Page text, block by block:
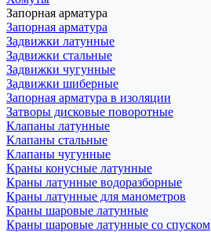
Запорная арматура
Запорная арматура
Задвижки латунные
Задвижки стальные
Задвижки чугунные
Задвижки шиберные
Запорная арматура в изоляции
Затворы дисковые поворотные
Клапаны латунные
Клапаны стальные
Клапаны чугунные
Краны конусные латунные
Краны латунные водоразборные
Краны латунные для манометров
Краны шаровые латунные
Краны шаровые латунные со спуском